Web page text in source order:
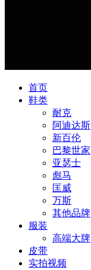
首页
鞋类
耐克
阿迪达斯
新百伦
巴黎世家
亚瑟士
彪马
匡威
万斯
其他品牌
服装
高端大牌
皮带
实拍视频